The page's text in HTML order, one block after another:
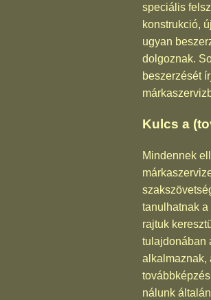
speciális
konstrukció,
ugyan
dolgoznak.
beszerzését
Kulcs a
Mindennek
tanulhatnak
rajtuk
tulajdonában
alkalmaznak,
nálunk